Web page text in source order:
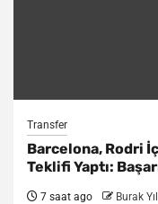
Transfer
Barcelona, Rodri
Teklifi Yaptı:
7 saat ago Burak